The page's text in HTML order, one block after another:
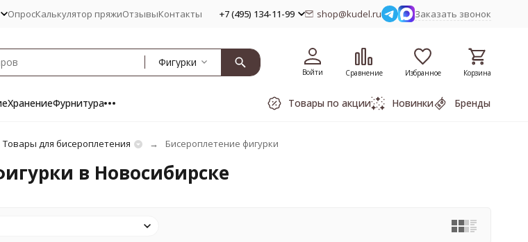
ОпросКалькулятор пряжиОтзывыКонтакты +7 (495) 134-11-99 shop@kudel.ru Заказать звонок
Фигурки
Войти Сравнение Избранное Корзина
ХранениеФурнитура Товары по акции Новинки Бренды
Товары для бисероплетения Бисероплетение фигурки
в Новосибирске